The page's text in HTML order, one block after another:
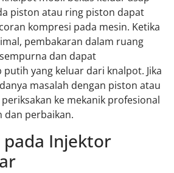
piston atau ring piston dapat
kompresi pada mesin. Ketika
pembakaran dalam ruang
dan dapat
putih yang keluar dari knalpot. Jika
masalah dengan piston atau
ke mekanik profesional
dan perbaikan.
pada Injektor